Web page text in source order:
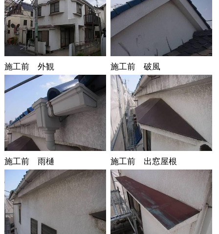
施工前 外観 施工前 破風
施工前 雨樋 施工前 出窓屋根